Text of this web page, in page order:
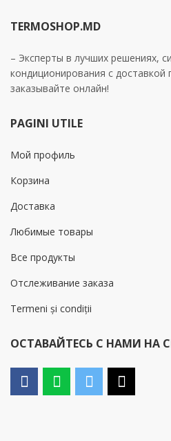
TERMOSHOP.MD
– Эксперты в лучших решениях,
кондиционирования с доставкой
заказывайте онлайн!
PAGINI UTILE
Мой профиль
Корзина
Доставка
Любимые товары
Все продукты
Отслеживание заказа
Termeni și condiții
ОСТАВАЙТЕСЬ С НАМИ НА